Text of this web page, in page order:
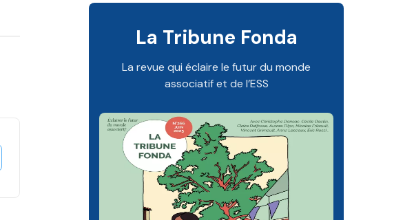
La Tribune Fonda
La revue qui éclaire le futur du monde
associatif et de l’ESS